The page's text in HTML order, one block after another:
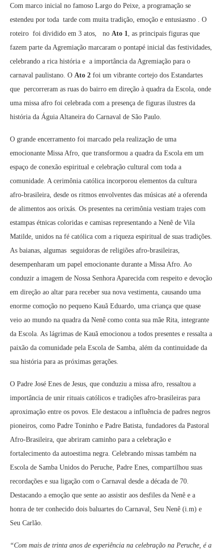
Com marco inicial no famoso Largo do Peixe, a programação se
estendeu por toda tarde com muita tradição, emoção e entusiasmo . O
roteiro foi dividido em 3 atos, no Ato 1, as principais figuras que
fazem parte da Agremiação marcaram o pontapé inicial das festividades,
celebrando a rica história e a importância da Agremiação para o
carnaval paulistano. O Ato 2 foi um vibrante cortejo dos Estandartes
que percorreram as ruas do bairro em direção à quadra da Escola, onde
uma missa afro foi celebrada com a presença de figuras ilustres da
história da Águia Altaneira do Carnaval de São Paulo.
O grande encerramento foi marcado pela realização de uma
emocionante Missa Afro, que transformou a quadra da Escola em um
espaço de conexão espiritual e celebração cultural com toda a
comunidade. A cerimônia católica incorporou elementos da cultura
afro-brasileira, desde os ritmos envolventes das músicas até a oferenda
de alimentos aos orixás. Os presentes na cerimônia vestiam trajes com
estampas étnicas coloridas e camisas representando a Nenê de Vila
Matilde, unidos na fé católica com a riqueza espiritual de suas tradições.
As baianas, algumas seguidoras de religiões afro-brasileiras,
desempenharam um papel emocionante durante a Missa Afro. Ao
conduzir a imagem de Nossa Senhora Aparecida com respeito e devoção
em direção ao altar para receber sua nova vestimenta, causando uma
enorme comoção no pequeno Kauã Eduardo, uma criança que quase
veio ao mundo na quadra da Nenê como conta sua mãe Rita, integrante
da Escola. As lágrimas de Kauã emocionou a todos presentes e ressalta a
paixão da comunidade pela Escola de Samba, além da continuidade da
sua história para as próximas gerações.
O Padre José Enes de Jesus, que conduziu a missa afro, ressaltou a
importância de unir rituais católicos e tradições afro-brasileiras para
aproximação entre os povos. Ele destacou a influência de padres negros
pioneiros, como Padre Toninho e Padre Batista, fundadores da Pastoral
Afro-Brasileira, que abriram caminho para a celebração e
fortalecimento da autoestima negra. Celebrando missas também na
Escola de Samba Unidos do Peruche, Padre Enes, compartilhou suas
recordações e sua ligação com o Carnaval desde a década de 70.
Destacando a emoção que sente ao assistir aos desfiles da Nenê e a
honra de ter conhecido dois baluartes do Carnaval, Seu Nenê (i.m) e
Seu Carlão.
“Com mais de trinta anos de experiência na celebração na Peruche, é a